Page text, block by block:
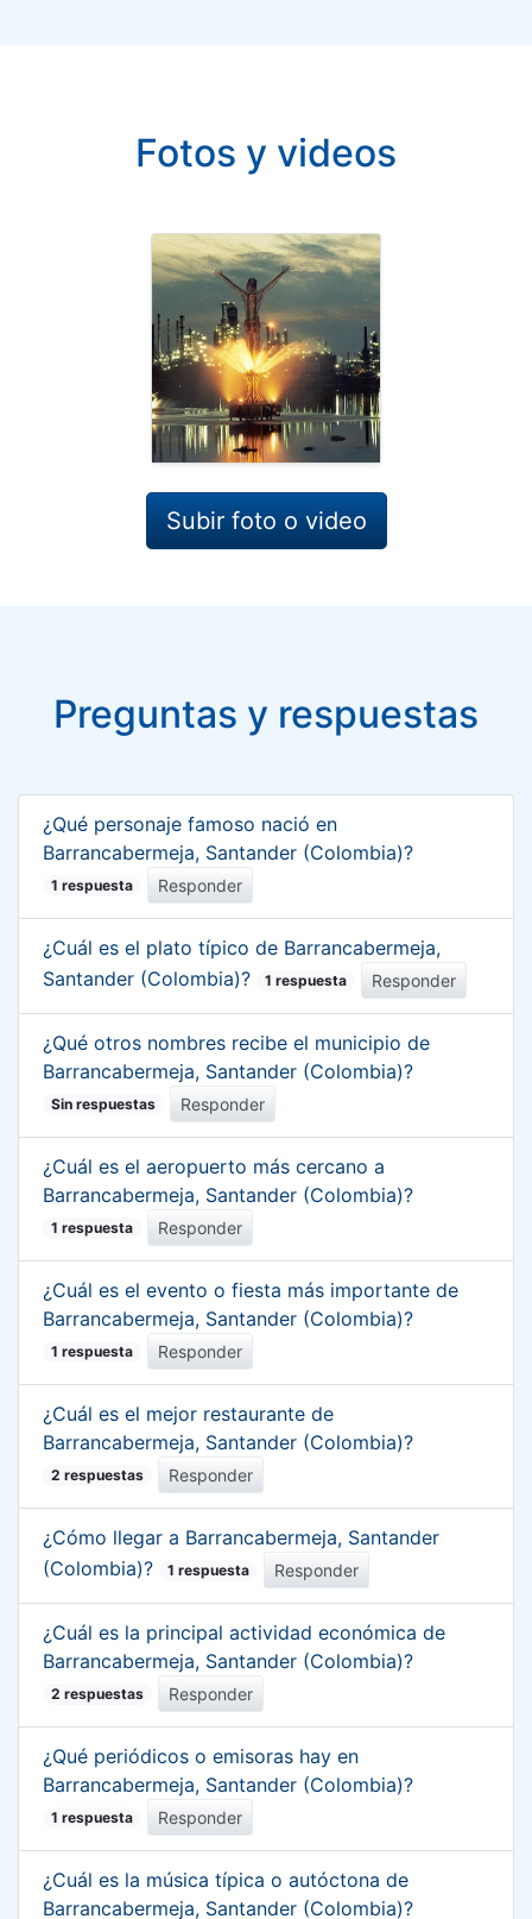
Fotos y videos
Subir foto o video
Preguntas y respuestas
¿Qué personaje famoso nació en
Barrancabermeja, Santander (Colombia)?
1 respuesta Responder
¿Cuál es el plato típico de Barrancabermeja,
Santander (Colombia)?
1 respuesta Responder
¿Qué otros nombres recibe el municipio de
Barrancabermeja, Santander (Colombia)?
Sin respuestas Responder
¿Cuál es el aeropuerto más cercano a
Barrancabermeja, Santander (Colombia)?
1 respuesta Responder
¿Cuál es el evento o fiesta más importante de
Barrancabermeja, Santander (Colombia)?
1 respuesta Responder
¿Cuál es el mejor restaurante de
Barrancabermeja, Santander (Colombia)?
2 respuestas Responder
¿Cómo llegar a Barrancabermeja, Santander
(Colombia)?
1 respuesta Responder
¿Cuál es la principal actividad económica de
Barrancabermeja, Santander (Colombia)?
2 respuestas Responder
¿Qué periódicos o emisoras hay en
Barrancabermeja, Santander (Colombia)?
1 respuesta Responder
¿Cuál es la música típica o autóctona de
Barrancabermeja, Santander (Colombia)?